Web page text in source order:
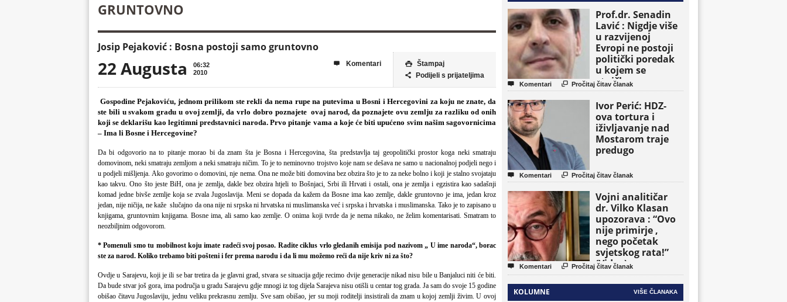
GRUNTOVNO
Josip Pejaković : Bosna postoji samo gruntovno
22 Augusta
06:32
2010
 Štampaj
 Podijeli s prijateljima
 Komentari
Gospodine Pejakoviću, jednom prilikom ste rekli da nema rupe na putevima u Bosni i Hercegovini za koju ne znate, da
ste bili u svakom gradu u ovoj zemlji, da vrlo dobro poznajete ovaj narod, da poznajete ovu zemlju za razliku od onih
koji se deklarišu kao legitimni predstavnici naroda. Prvo pitanje vama a koje će biti upućeno svim našim sagovornicima
– Ima li Bosne i Hercegovine?
Da bi odgovorio na to pitanje morao bi da znam šta je Bosna i Hercegovina, šta predstavlja taj geopolitički prostor koga neki smatraju
domovinom, neki smatraju zemljom a neki smatraju ničim. To je to neminovno trojstvo koje nam se dešava ne samo u nacionalnoj podjeli nego i
u podjeli mišljenja. Ako govorimo o domovini, nje nema. Ona ne može biti domovina bez obzira što je to za neke bolno i koji je stalno svojataju
kao takvu. Ono što jeste BiH, ona je zemlja, dakle bez obzira htjeli to Bošnjaci, Srbi ili Hrvati i ostali, ona je zemlja i egzistira kao sadašnji
komad jedne bivše zemlje koja se zvala Jugoslavija. Meni se dopada da kažem da Bosne ima kao zemlje, dakle gruntovno je ima, jedan kroz
jedan, nije ničija, ne kaže slučajno da ona nije ni srpska ni hrvatska ni muslimanska već i srpska i hrvatska i muslimanska. Tako je to zapisano u
knjigama, gruntovnim knjigama. Bosne ima, ali samo kao zemlje. O onima koji tvrde da je nema nikako, ne želim komentarisati. Smatram to
neozbiljnim odgovorom.
* Pomenuli smo tu mobilnost koju imate radeći svoj posao. Radite ciklus vrlo gledanih emisija pod nazivom „ U ime naroda“, borac
ste za narod. Koliko trebamo biti pošteni i fer prema narodu i da li mu možemo reći da nije kriv ni za što?
Ovdje u Sarajevu, koji je ili se bar tretira da je glavni grad, stvara se situacija gdje recimo dvije generacije nikad nisu bile u Banjaluci niti će biti.
Da bude stvar još gora, ima područja u gradu Sarajevu gdje mnogi iz tog dijela Sarajeva nisu otišli u centar tog grada. Ja sam do svoje 15 godine
obišao čitavu Jugoslaviju, jednu veliku prekrasnu zemlju. Sve sam obišao, jer su moji roditelji insistirali da znam u kojoj zemlji živim. U ovoj
Prof.dr. Senadin
Lavić : Nigdje više
u razvijenoj
Evropi ne postoji
politički poredak
u kojem se
etničke grupe
pojavljuju kao
osnovne političke
jedinice
 Komentari  Pročitaj čitav članak
Ivor Perić: HDZ-
ova tortura i
iživljavanje nad
Mostarom traje
predugo
 Komentari  Pročitaj čitav članak
Vojni analitičar
dr. Vilko Klasan
upozorava : “Ovo
nije primirje ,
nego početak
svjetskog rata!”
(Video)
 Komentari  Pročitaj čitav članak
KOLUMNE VIŠE ČLANAKA